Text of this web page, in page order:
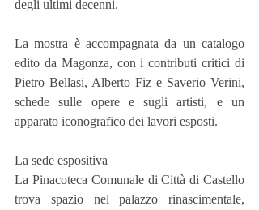
degli ultimi decenni.
La mostra è accompagnata da un catalogo
edito da Magonza, con i contributi critici di
Pietro Bellasi, Alberto Fiz e Saverio Verini,
schede sulle opere e sugli artisti, e un
apparato iconografico dei lavori esposti.
La sede espositiva
La Pinacoteca Comunale di Città di Castello
trova spazio nel palazzo rinascimentale,